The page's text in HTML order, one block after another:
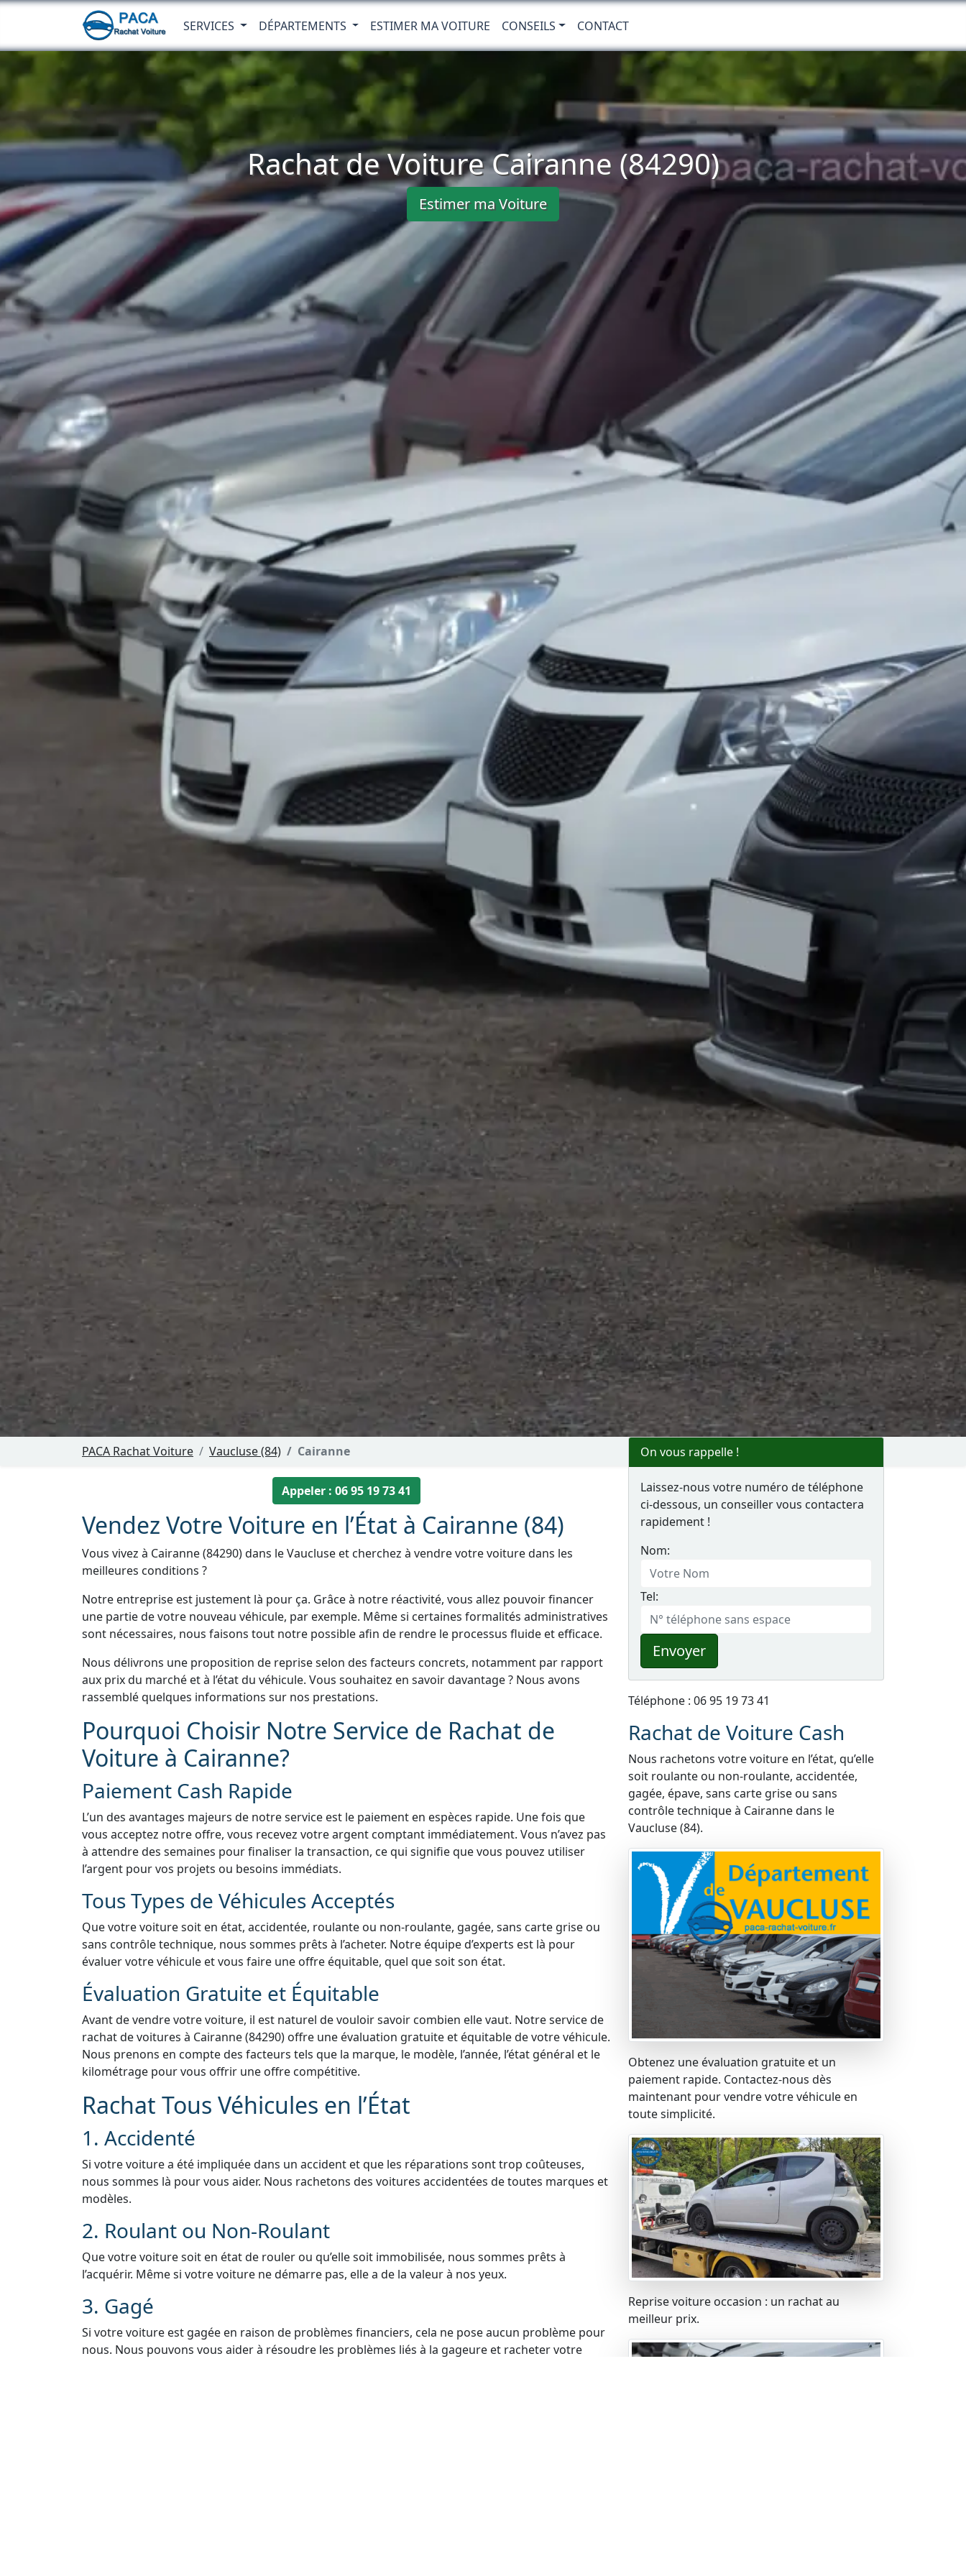
SERVICES DÉPARTEMENTS ESTIMER MA VOITURE CONSEILS CONTACT
Rachat de Voiture Cairanne (84290)
Estimer ma Voiture
PACA Rachat Voiture Vaucluse (84) Cairanne
Appeler : 06 95 19 73 41
Vendez Votre Voiture en l’État à Cairanne (84)
Vous vivez à Cairanne (84290) dans le Vaucluse et cherchez à vendre votre voiture dans les
meilleures conditions ?
Notre entreprise est justement là pour ça. Grâce à notre réactivité, vous allez pouvoir financer
une partie de votre nouveau véhicule, par exemple. Même si certaines formalités administratives
sont nécessaires, nous faisons tout notre possible afin de rendre le processus fluide et efficace.
Nous délivrons une proposition de reprise selon des facteurs concrets, notamment par rapport
aux prix du marché et à l’état du véhicule. Vous souhaitez en savoir davantage ? Nous avons
rassemblé quelques informations sur nos prestations.
Pourquoi Choisir Notre Service de Rachat de
Voiture à Cairanne?
Paiement Cash Rapide
L’un des avantages majeurs de notre service est le paiement en espèces rapide. Une fois que
vous acceptez notre offre, vous recevez votre argent comptant immédiatement. Vous n’avez pas
à attendre des semaines pour finaliser la transaction, ce qui signifie que vous pouvez utiliser
l’argent pour vos projets ou besoins immédiats.
Tous Types de Véhicules Acceptés
Que votre voiture soit en état, accidentée, roulante ou non-roulante, gagée, sans carte grise ou
sans contrôle technique, nous sommes prêts à l’acheter. Notre équipe d’experts est là pour
évaluer votre véhicule et vous faire une offre équitable, quel que soit son état.
Évaluation Gratuite et Équitable
Avant de vendre votre voiture, il est naturel de vouloir savoir combien elle vaut. Notre service de
rachat de voitures à Cairanne (84290) offre une évaluation gratuite et équitable de votre véhicule.
Nous prenons en compte des facteurs tels que la marque, le modèle, l’année, l’état général et le
kilométrage pour vous offrir une offre compétitive.
Rachat Tous Véhicules en l’État
1. Accidenté
Si votre voiture a été impliquée dans un accident et que les réparations sont trop coûteuses,
nous sommes là pour vous aider. Nous rachetons des voitures accidentées de toutes marques et
modèles.
2. Roulant ou Non-Roulant
Que votre voiture soit en état de rouler ou qu’elle soit immobilisée, nous sommes prêts à
l’acquérir. Même si votre voiture ne démarre pas, elle a de la valeur à nos yeux.
3. Gagé
Si votre voiture est gagée en raison de problèmes financiers, cela ne pose aucun problème pour
nous. Nous pouvons vous aider à résoudre les problèmes liés à la gageure et racheter votre
On vous rappelle !
Laissez-nous votre numéro de téléphone
ci-dessous, un conseiller vous contactera
rapidement !
Nom:
Tel:
Envoyer
Téléphone : 06 95 19 73 41
Rachat de Voiture Cash
Nous rachetons votre voiture en l’état, qu’elle
soit roulante ou non-roulante, accidentée,
gagée, épave, sans carte grise ou sans
contrôle technique à Cairanne dans le
Vaucluse (84).
Obtenez une évaluation gratuite et un
paiement rapide. Contactez-nous dès
maintenant pour vendre votre véhicule en
toute simplicité.
Reprise voiture occasion : un rachat au
meilleur prix.